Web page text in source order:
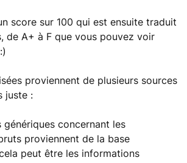
score sur 100 qui est ensuite traduit
de A+ à F que vous pouvez voir
proviennent de plusieurs sources
juste :
génériques concernant les
proviennent de la base
peut être les informations